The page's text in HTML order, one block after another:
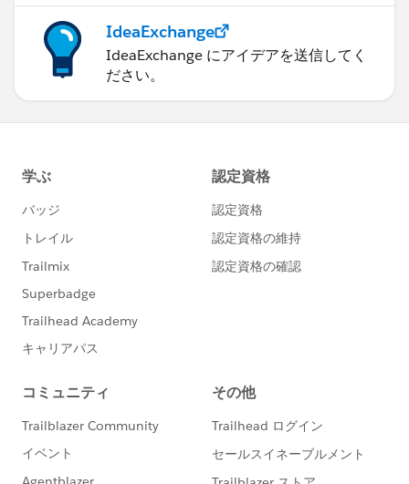
IdeaExchange
IdeaExchange にアイデアを送信してく
ださい。